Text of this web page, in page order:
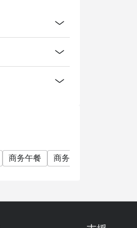
商务午餐 商务晚餐